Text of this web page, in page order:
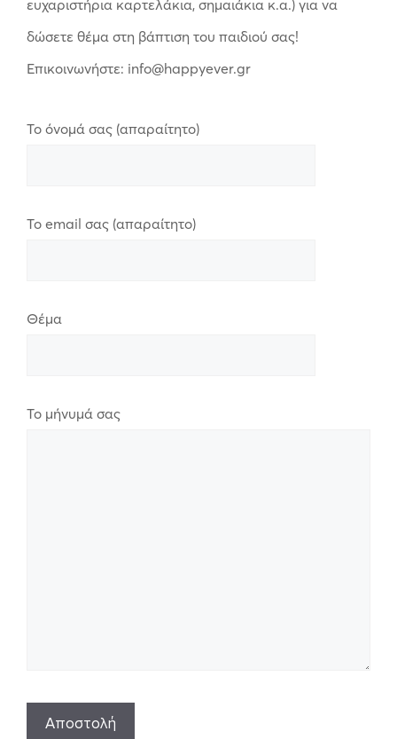
ευχαριστήρια καρτελάκια, σημαιάκια κ.α.) για να
δώσετε θέμα στη βάπτιση του παιδιού σας!
Επικοινωνήστε: info@happyever.gr
Το όνομά σας (απαραίτητο)
Το email σας (απαραίτητο)
Θέμα
Το μήνυμά σας